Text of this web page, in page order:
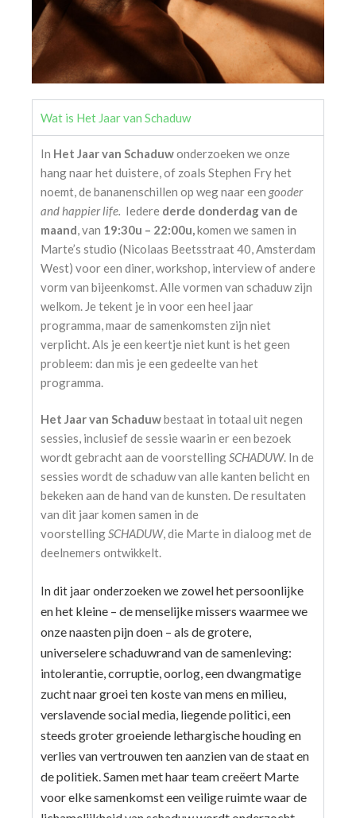
Wat is Het Jaar van Schaduw
In Het Jaar van Schaduwonderzoeken we onze
hang naar het duistere, of zoals Stephen Fry het
noemt, de bananenschillen op weg naar een gooder
and happier life. Iedere derde donderdag van de
maand, van 19:30u – 22:00u,komen we samen in
Marte’s studio (Nicolaas Beetsstraat 40, Amsterdam
West) voor een diner, workshop, interview of andere
vorm van bijeenkomst. Alle vormen van schaduw zijn
welkom. Je tekent je in voor een heel jaar
programma, maar de samenkomsten zijn niet
verplicht. Als je een keertje niet kunt is het geen
probleem: dan mis je een gedeelte van het
programma.
Het Jaar van Schaduwbestaat in totaal uit negen
sessies, inclusief de sessie waarin er een bezoek
wordt gebracht aan de voorstellingSCHADUW. In de
sessies wordt de schaduw van alle kanten belicht en
bekeken aan de hand van de kunsten. De resultaten
van dit jaar komen samen in de
voorstellingSCHADUW, die Marte in dialoog met de
deelnemers ontwikkelt.
In dit jaar onderzoeken we zowel het persoonlijke
en het kleine – de menselijke missers waarmee we
onze naasten pijn doen – als de grotere,
universelere schaduwrand van de samenleving:
intolerantie, corruptie, oorlog, een dwangmatige
zucht naar groei ten koste van mens en milieu,
verslavende social media, liegende politici, een
steeds groter groeiende lethargische houding en
verlies van vertrouwen ten aanzien van de staat en
de politiek. Samen met haar team creëert Marte
voor elke samenkomst een veilige ruimte waar de